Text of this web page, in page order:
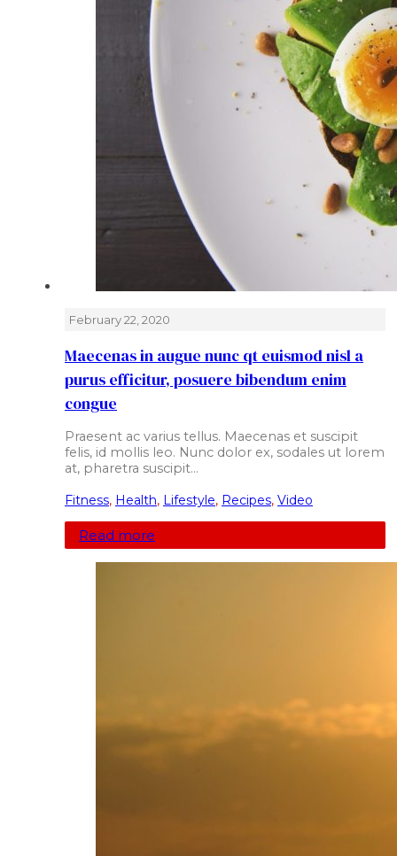
February 22, 2020
Maecenas in augue nunc qt euismod nisl a
purus efficitur, posuere bibendum enim
congue
Praesent ac varius tellus. Maecenas et suscipit
felis, id mollis leo. Nunc dolor ex, sodales ut lorem
at, pharetra suscipit…
Fitness, Health, Lifestyle, Recipes, Video
Read more